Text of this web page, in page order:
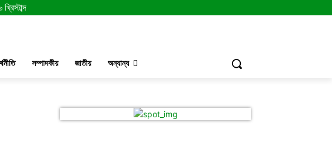
সম্পাদকীয় জাতীয় অন্যান্য